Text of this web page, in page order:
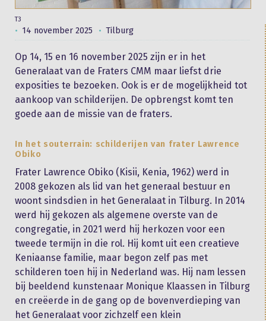
T3
14 november 2025 Tilburg
Op 14, 15 en 16 november 2025 zijn er in het
Generalaat van de Fraters CMM maar liefst drie
exposities te bezoeken. Ook is er de mogelijkheid tot
aankoop van schilderijen. De opbrengst komt ten
goede aan de missie van de fraters.
In het souterrain: schilderijen van frater Lawrence
Obiko
Frater Lawrence Obiko (Kisii, Kenia, 1962) werd in
2008 gekozen als lid van het generaal bestuur en
woont sindsdien in het Generalaat in Tilburg. In 2014
werd hij gekozen als algemene overste van de
congregatie, in 2021 werd hij herkozen voor een
tweede termijn in die rol. Hij komt uit een creatieve
Keniaanse familie, maar begon zelf pas met
schilderen toen hij in Nederland was. Hij nam lessen
bij beeldend kunstenaar Monique Klaassen in Tilburg
en creëerde in de gang op de bovenverdieping van
het Generalaat voor zichzelf een klein